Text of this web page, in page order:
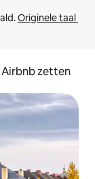
Originele taal
zetten